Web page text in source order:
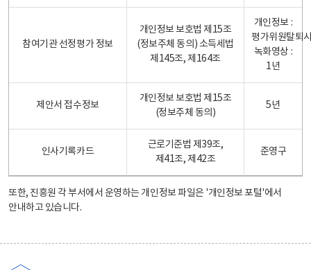
참여기관 선정평가 정보
개인정보 보호법 제15조
(정보주체 동의) 소득세법
제145조, 제164조
개인정보 :
평가위원탈퇴
녹화영상 :
1년
제안서 접수정보
개인정보 보호법 제15조
(정보주체 동의)
5년
인사기록카드
근로기준법 제39조,
제41조, 제42조
준영구
또한, 진흥원 각 부서에서 운영하는 개인정보 파일은 '개인정보 포털'에서
안내하고 있습니다.